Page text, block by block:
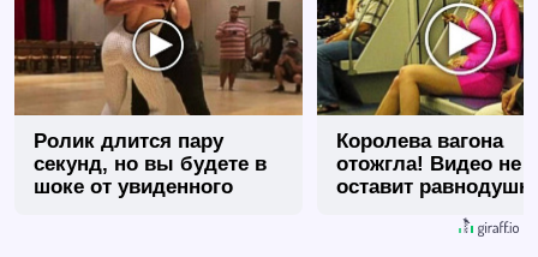
Ролик длится пару
секунд, но вы будете в
шоке от увиденного
Королева вагона
отожгла! Видео не
оставит